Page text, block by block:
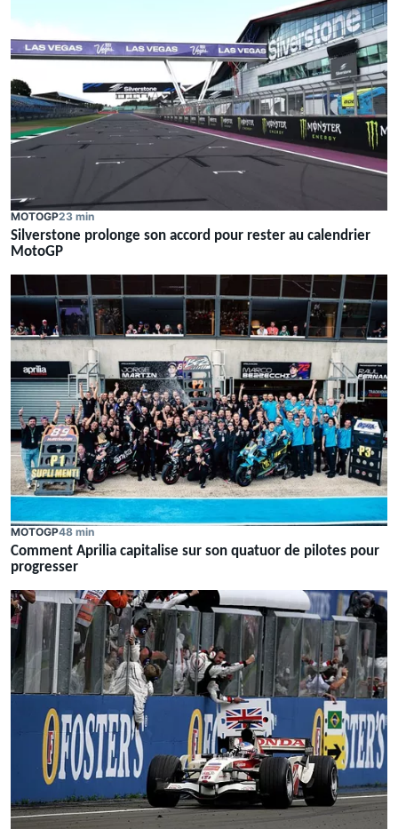
MOTOGP23 min
Silverstone prolonge son accord pour rester au calendrier
MotoGP
MOTOGP48 min
Comment Aprilia capitalise sur son quatuor de pilotes pour
progresser